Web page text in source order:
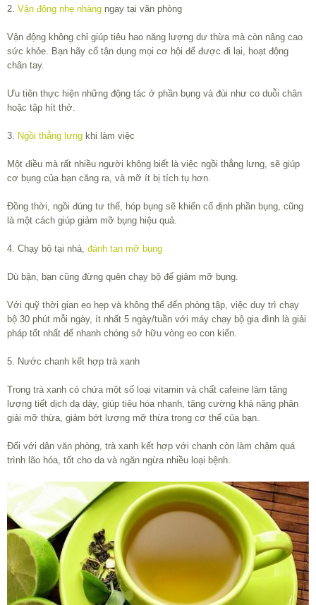
2. Vận động nhẹ nhàng ngay tại văn phòng
Vận động không chỉ giúp tiêu hao năng lượng dư thừa mà còn nâng cao
sức khỏe. Bạn hãy cố tận dụng mọi cơ hội để được đi lại, hoạt động
chân tay.
Ưu tiên thực hiện những động tác ở phần bụng và đùi như co duỗi chân
hoặc tập hít thở.
3. Ngồi thẳng lưng khi làm việc
Một điều mà rất nhiều người không biết là việc ngồi thẳng lưng, sẽ giúp
cơ bụng của bạn căng ra, và mỡ ít bị tích tụ hơn.
Đồng thời, ngồi đúng tư thế, hóp bụng sẽ khiến cố định phần bụng, cũng
là một cách giúp giảm mỡ bụng hiệu quả.
4. Chạy bộ tại nhà, đánh tan mỡ bụng
Dù bận, bạn cũng đừng quên chạy bộ để giảm mỡ bụng.
Với quỹ thời gian eo hẹp và không thể đến phòng tập, việc duy trì chạy
bộ 30 phút mỗi ngày, ít nhất 5 ngày/tuần với máy chạy bộ gia đình là giải
pháp tốt nhất để nhanh chóng sở hữu vòng eo con kiến.
5. Nước chanh kết hợp trà xanh
Trong trà xanh có chứa một số loại vitamin và chất cafeine làm tăng
lượng tiết dịch dạ dày, giúp tiêu hóa nhanh, tăng cường khả năng phân
giải mỡ thừa, giảm bớt lượng mỡ thừa trong cơ thể của bạn.
Đối với dân văn phòng, trà xanh kết hợp với chanh còn làm chậm quá
trình lão hóa, tốt cho da và ngăn ngừa nhiều loại bệnh.